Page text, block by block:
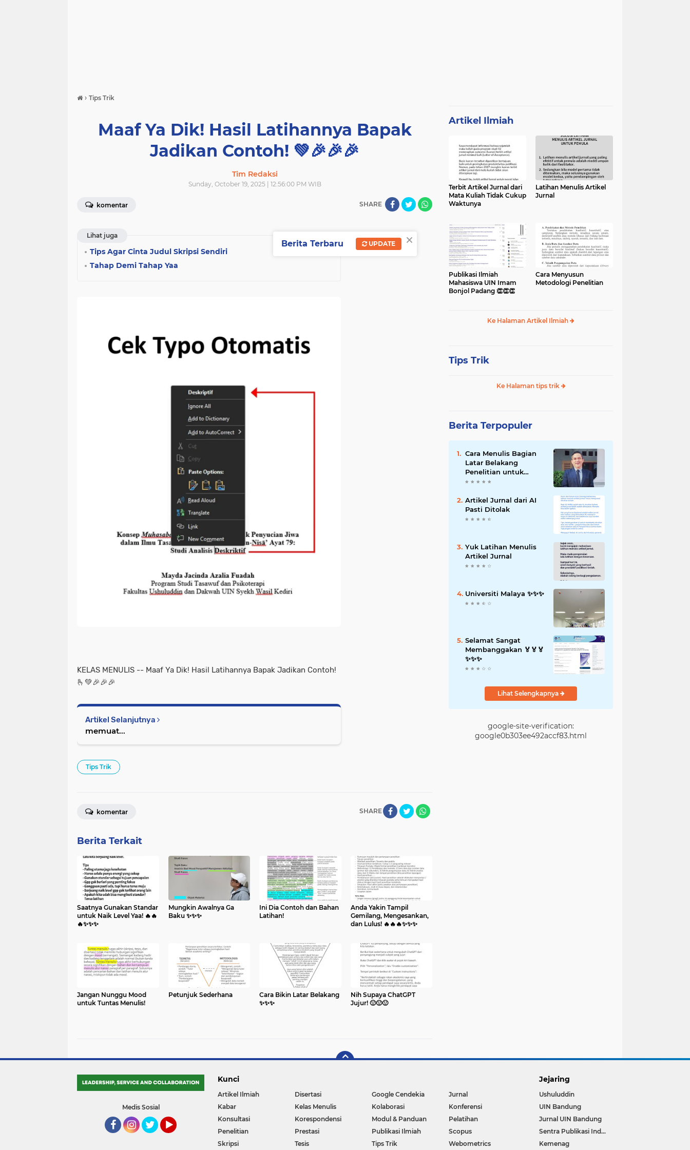
› Tips Trik
Maaf Ya Dik! Hasil Latihannya Bapak
Jadikan Contoh! 💚🎉🎉🎉
Tim Redaksi
Sunday, October 19, 2025 | 12:56:00 PM WIB
komentar SHARE
Lihat juga
Tips Agar Cinta Judul Skripsi Sendiri
Tahap Demi Tahap Yaa
KELAS MENULIS -- Maaf Ya Dik! Hasil Latihannya Bapak Jadikan Contoh!
🫰💚🎉🎉🎉
Artikel Selanjutnya
memuat...
Tips Trik
SHARE
komentar
Berita Terkait
Saatnya Gunakan Standar
untuk Naik Level Yaa! 🔥🔥
🔥✨️✨️✨️
Mungkin Awalnya Ga
Baku ✨️✨️✨️
Ini Dia Contoh dan Bahan
Latihan!
Anda Yakin Tampil
Gemilang, Mengesankan,
dan Lulus! 🔥🔥🔥✨️✨️✨️
Jangan Nunggu Mood
untuk Tuntas Menulis!
Petunjuk Sederhana
Cara Bikin Latar Belakang
✨️✨️✨️
Nih Supaya ChatGPT
Jujur! 🙂🙂🙂
Artikel Ilmiah
Terbit Artikel Jurnal dari
Mata Kuliah Tidak Cukup
Waktunya
Latihan Menulis Artikel
Jurnal
Publikasi Ilmiah
Mahasiswa UIN Imam
Bonjol Padang 👏👏👏
Cara Menyusun
Metodologi Penelitian
Ke Halaman Artikel Ilmiah
Tips Trik
Ke Halaman tips trik
Berita Terpopuler
Cara Menulis Bagian
Latar Belakang
Penelitian untuk
Proposal Skripsi
Artikel Jurnal dari AI
Pasti Ditolak
Yuk Latihan Menulis
Artikel Jurnal
Universiti Malaya ✨️✨️✨️
Selamat Sangat
Membanggakan 🏅🏅🏅
✨️✨️✨️
Lihat Selengkapnya
google-site-verification:
google0b303ee492accf83.html
Medis Sosial
Kunci
Artikel Ilmiah Disertasi Google Cendekia
Jurnal
Kabar
Kelas Menulis Kolaborasi
Konferensi
Konsultasi
Korespondensi Modul & Panduan
Pelatihan
Penelitian
Prestasi Publikasi Ilmiah
Scopus
Skripsi
Tesis Tips Trik Webometrics
Jejaring
Ushuluddin
UIN Bandung
Jurnal UIN Bandung
Sentra Publikasi Indonesia
Kemenag
×
Berita Terbaru UPDATE